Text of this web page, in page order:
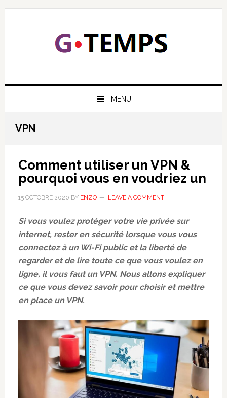
Skip
Skip
Skip
Skip
GTEMPS
MENU
VPN
Comment utiliser un VPN &
pourquoi vous en voudriez un
15 OCTOBRE 2020 BY ENZO LEAVE A COMMENT
Si vous voulez protéger votre vie privée sur
internet, rester en sécurité lorsque vous vous
connectez à un Wi-Fi public et la liberté de
regarder et de lire toute ce que vous voulez en
ligne, il vous faut un VPN. Nous allons expliquer
ce que vous devez savoir pour choisir et mettre
en place un VPN.